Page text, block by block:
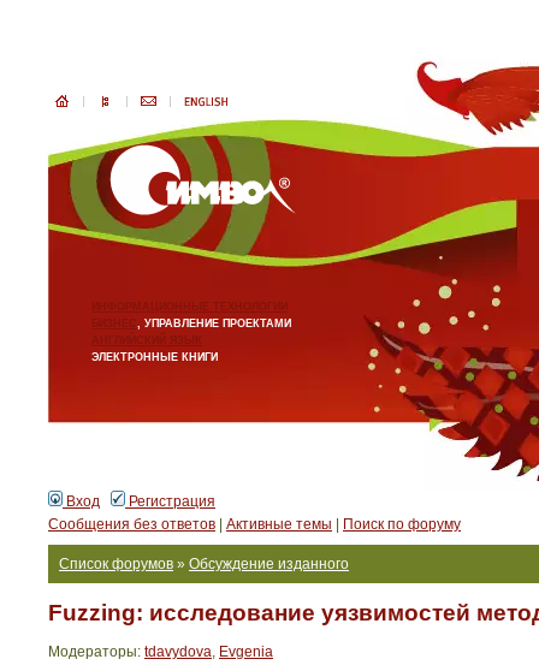
ИНФОРМАЦИОННЫЕ ТЕХНОЛОГИИ
БИЗНЕС, УПРАВЛЕНИЕ ПРОЕКТАМИ
АНГЛИЙСКИЙ ЯЗЫК
ЭЛЕКТРОННЫЕ КНИГИ
Вход
Регистрация
Сообщения без ответов
Активные темы Поиск по форуму
Список форумов » Обсуждение изданного
Fuzzing: исследование уязвимостей
Модераторы: tdavydova, Evgenia